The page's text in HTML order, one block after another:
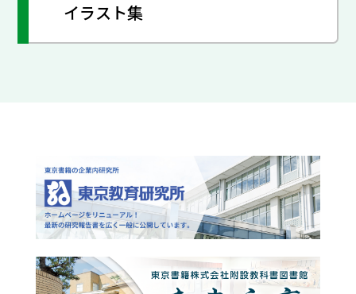
イラスト集